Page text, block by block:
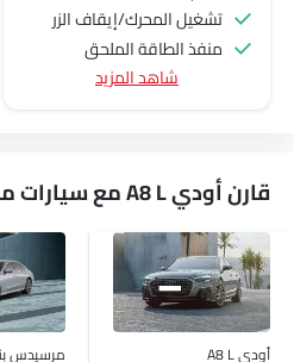
تشغيل المحرك/إيقاف الزر
منفذ الطاقة الملحق
عجلة قيادة متعددة الوظائف
مكبرات الصوت الخلفية
الصوت 2DIN المتكامل
اتصال بلوتوث
التحكم التلقائي في المناخ
فتاحة غطاء الوقود عن بعد
فتح صندوق الأمتعة عن بُعد
شاهد المزيد
قارن أودي A8 L مع سيارات مشابهة
أودي A8 L
مرسيدس